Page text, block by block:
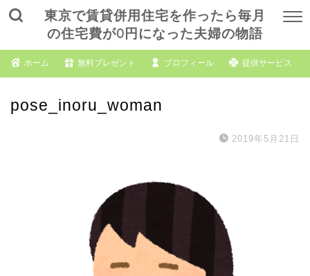
東京で賃貸併用住宅を作ったら毎月
の住宅費が0円になった夫婦の物語
ホーム 無料プレゼント プロフィール 提供サービス
pose_inoru_woman
2019年5月21日